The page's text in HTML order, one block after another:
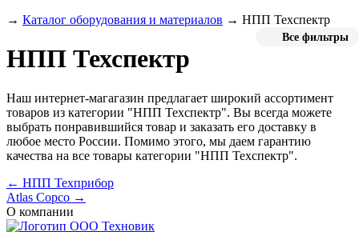
→ Каталог оборудования и материалов → НПП Техспектр
Все фильтры
НПП Техспектр
Наш интернет-магагазин предлагает широкий ассортимент
товаров из категории "НПП Техспектр". Вы всегда можете
выбрать понравившийся товар и заказать его доставку в
любое место России. Помимо этого, мы даем гарантию
качества на все товары категории "НПП Техспектр".
← НПП Техприбор
Atlas Copco →
О компании